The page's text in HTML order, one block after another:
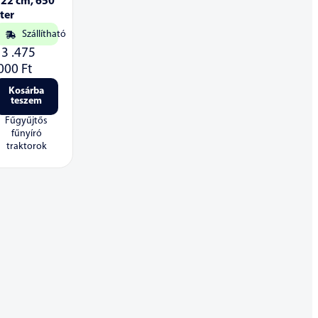
Szállítható
.475
Ft
Kosárba
teszem
Fűgyűjtős
fűnyíró
traktorok